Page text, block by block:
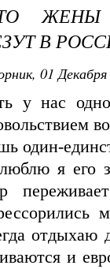
ЖЕНЫ
В
01
у нас
один-
я его
отдыхаю
и